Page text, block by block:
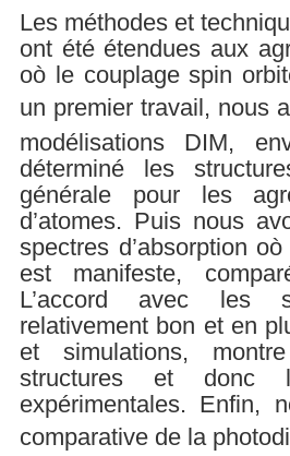
Les méthodes et
ont été étendues aux
oò le couplage spin
un premier travail, nous
modélisations DIM,
déterminé les
générale pour les
d’atomes. Puis nous
spectres d’absorption
est manifeste,
L’accord avec les
relativement bon et en
et simulations,
structures et donc
expérimentales. Enfin,
comparative de la